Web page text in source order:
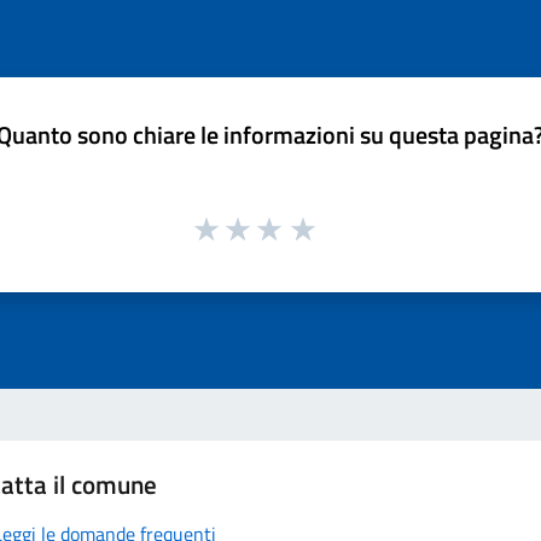
sono chiare le informazioni su questa
il comune
le domande frequenti